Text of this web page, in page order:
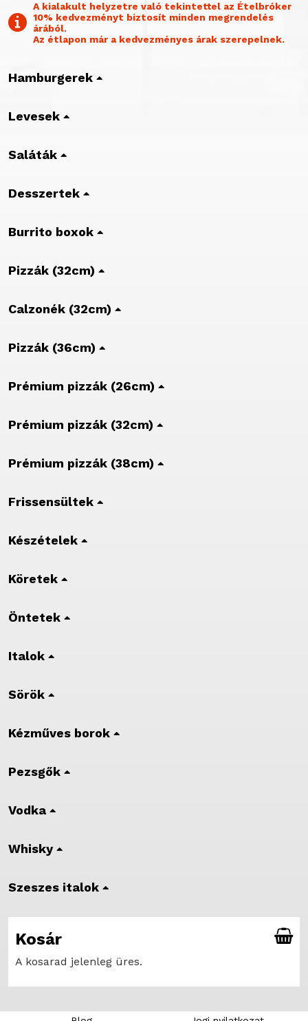
A kialakult helyzetre való tekintettel az Ételbróker
10% kedvezményt biztosít minden megrendelés
árából.
Az étlapon már a kedvezményes árak szerepelnek.
Hamburgerek
Levesek
Saláták
Desszertek
Burrito boxok
Pizzák (32cm)
Calzonék (32cm)
Pizzák (36cm)
Prémium pizzák (26cm)
Prémium pizzák (32cm)
Prémium pizzák (38cm)
Frissensültek
Készételek
Köretek
Öntetek
Italok
Sörök
Kézműves borok
Pezsgők
Vodka
Whisky
Szeszes italok
Kosár
A kosarad jelenleg üres.